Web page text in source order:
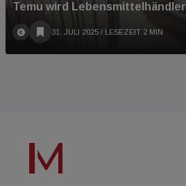
Temu wird Lebensmittelhändler
31. JULI 2025 / LESEZEIT 2 MIN